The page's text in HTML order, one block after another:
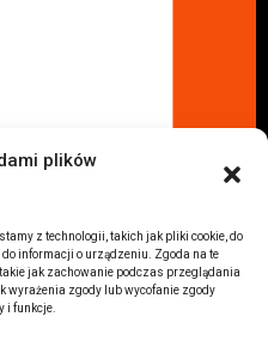
plików
z technologii, takich jak pliki cookie, do
informacji o urządzeniu. Zgoda na te
jak zachowanie podczas przeglądania
wyrażenia zgody lub wycofanie zgody
i funkcje.